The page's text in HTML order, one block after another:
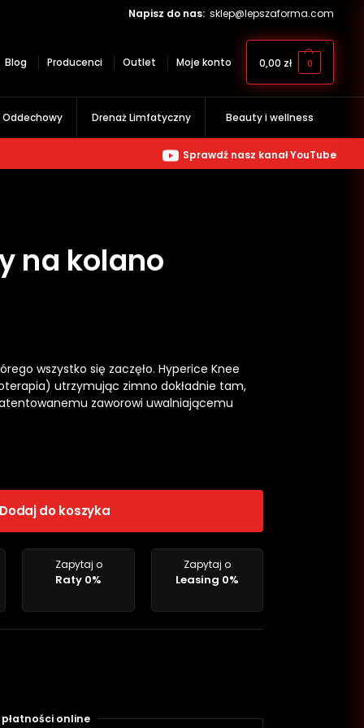
Napisz do nas: sklep@lepszaforma.com
Blog Producenci Outlet Moje konto 0,00 zł 0
Drenaż Limfatyczny Beauty i wellness
Sprawdź nasz kanał YouTube
na kolano
wszystko się zaczęło. Hyperice Knee
utrzymując zimno dokładnie tam,
zaworowi uwalniającemu
Dodaj do koszyka
Zapytaj o
Raty 0%
Zapytaj o
Leasing 0%
online